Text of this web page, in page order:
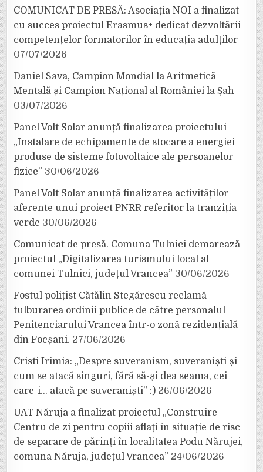
COMUNICAT DE PRESĂ: Asociația NOI a finalizat
cu succes proiectul Erasmus+ dedicat dezvoltării
competențelor formatorilor în educația adulților
07/07/2026
Daniel Sava, Campion Mondial la Aritmetică
Mentală și Campion Național al României la Șah
03/07/2026
Panel Volt Solar anunță finalizarea proiectului
„Instalare de echipamente de stocare a energiei
produse de sisteme fotovoltaice ale persoanelor
fizice” 30/06/2026
Panel Volt Solar anunță finalizarea activităților
aferente unui proiect PNRR referitor la tranziția
verde 30/06/2026
Comunicat de presă. Comuna Tulnici demarează
proiectul „Digitalizarea turismului local al
comunei Tulnici, județul Vrancea” 30/06/2026
Fostul polițist Cătălin Stegărescu reclamă
tulburarea ordinii publice de către personalul
Penitenciarului Vrancea într-o zonă rezidențială
din Focșani. 27/06/2026
Cristi Irimia: „Despre suveranism, suveraniști și
cum se atacă singuri, fără să-și dea seama, cei
care-i… atacă pe suveraniști” :) 26/06/2026
UAT Năruja a finalizat proiectul „Construire
Centru de zi pentru copiii aflați în situație de risc
de separare de părinți în localitatea Podu Nărujei,
comuna Năruja, județul Vrancea” 24/06/2026